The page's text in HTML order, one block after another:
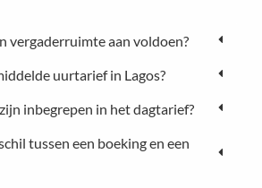
vergaderruimte aan voldoen?
uurtarief in Lagos?
inbegrepen in het dagtarief?
tussen een boeking en een